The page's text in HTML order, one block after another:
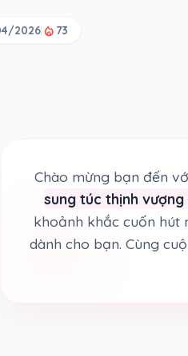
2026 local_fire_department 73
Chào mừng bạn đến
sung túc thịnh
khoảnh khắc cuốn hút
dành cho bạn. Cùng